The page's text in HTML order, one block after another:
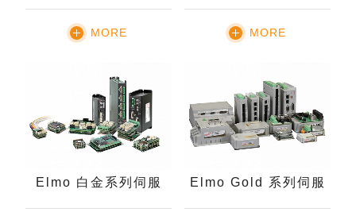
MORE MORE
Elmo 白金系列伺服 Elmo Gold 系列伺服